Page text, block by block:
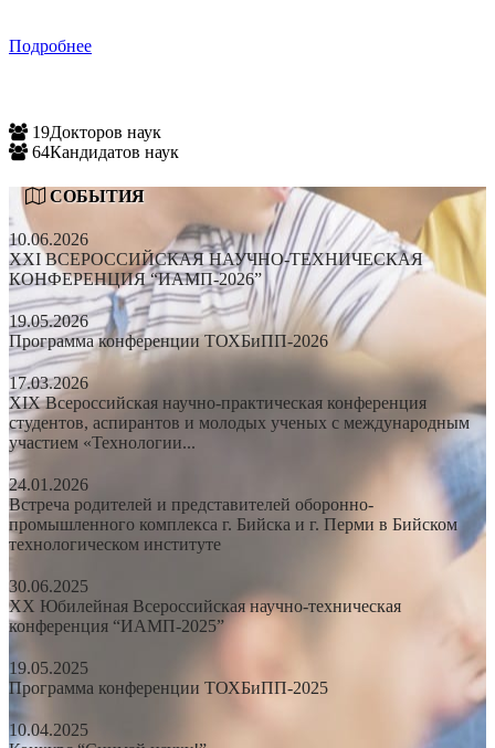
Подробнее
19Докторов наук
64Кандидатов наук
СОБЫТИЯ
10.06.2026
XXI ВСЕРОССИЙСКАЯ НАУЧНО-ТЕХНИЧЕСКАЯ
КОНФЕРЕНЦИЯ “ИАМП-2026”
19.05.2026
Программа конференции ТОХБиПП-2026
17.03.2026
XIX Всероссийская научно-практическая конференция
студентов, аспирантов и молодых ученых с международным
участием «Технологии...
24.01.2026
Встреча родителей и представителей оборонно-
промышленного комплекса г. Бийска и г. Перми в Бийском
технологическом институте
30.06.2025
XX Юбилейная Всероссийская научно-техническая
конференция “ИАМП-2025”
19.05.2025
Программа конференции ТОХБиПП-2025
10.04.2025